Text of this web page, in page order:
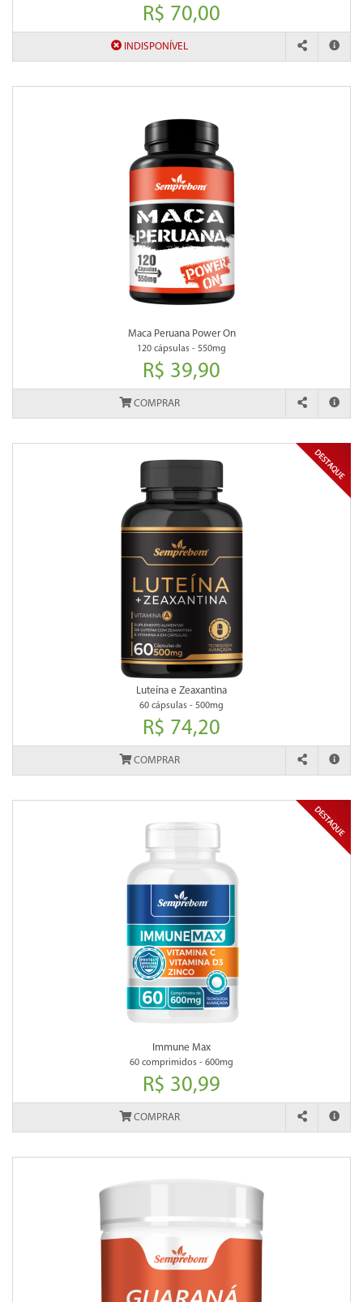
R$ 70,00
INDISPONÍVEL
Maca Peruana Power On
120 cápsulas - 550mg
R$ 39,90
COMPRAR
Luteína e Zeaxantina
60 cápsulas - 500mg
R$ 74,20
COMPRAR
Immune Max
60 comprimidos - 600mg
R$ 30,99
COMPRAR